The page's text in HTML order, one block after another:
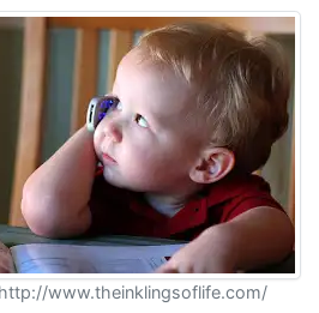
www.theinklingsoflife.com/